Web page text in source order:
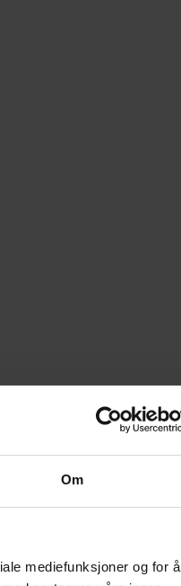
Om
mediefunksjoner og for å